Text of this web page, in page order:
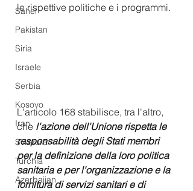
Sahel
Pakistan
Siria
Israele
Serbia
Kosovo
Iran
Svizzera
Turchia
Azerbaijan
le rispettive politiche e i programmi.
L'articolo 168 stabilisce, tra l'altro,
che l'azione dell'Unione rispetta le
responsabilità degli Stati membri
per la definizione della loro politica
sanitaria e per l'organizzazione e la
fornitura di servizi sanitari e di